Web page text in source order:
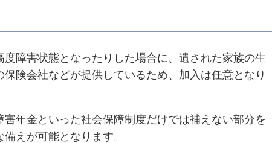
障害状態となったりした場合に、遺された家族の生
険会社などが提供しているため、加入は任意となり
年金といった社会保障制度だけでは補えない部分を
えが可能となります。